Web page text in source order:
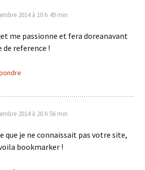
2014 à 10 h 49 min
me passionne et fera doreanavant
de reference !
2014 à 20 h 56 min
que je ne connaissait pas votre site,
bookmarker !